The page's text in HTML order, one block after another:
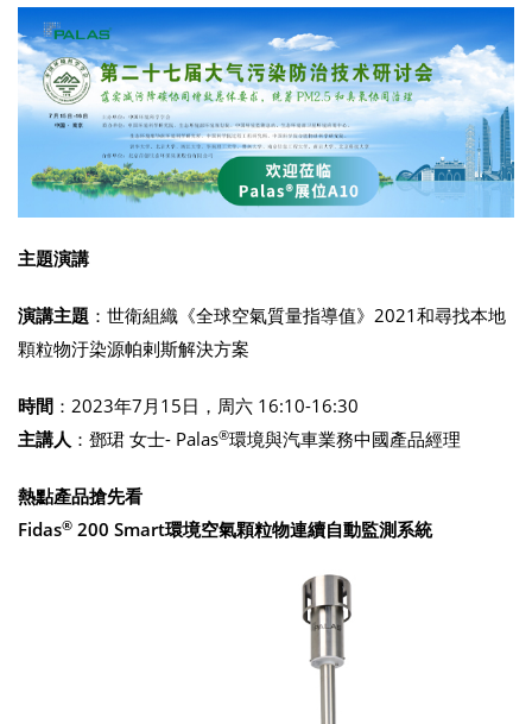
主題演講
演講主題 ：世衛組織《全球空氣質量指導值》2021和尋找本地
顆粒物汙染源帕剌斯解決方案
時間 ：2023年7月15日，周六 16:10-16:30
主講人 ：鄧珺 女士- Palas®環境與汽車業務中國產品經理
熱點產品搶先看
Fidas® 200 Smart環境空氣顆粒物連續自動監測系統